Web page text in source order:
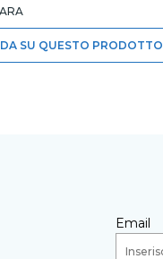
SU QUESTO PRODOTTO
Email